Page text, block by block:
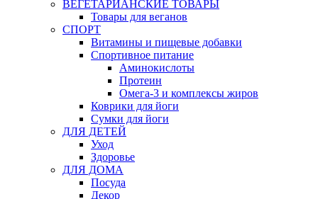
ВЕГЕТАРИАНСКИЕ ТОВАРЫ
Товары для веганов
СПОРТ
Витамины и пищевые добавки
Спортивное питание
Аминокислоты
Протеин
Омега-3 и комплексы жиров
Коврики для йоги
Сумки для йоги
ДЛЯ ДЕТЕЙ
Уход
Здоровье
ДЛЯ ДОМА
Посуда
Декор